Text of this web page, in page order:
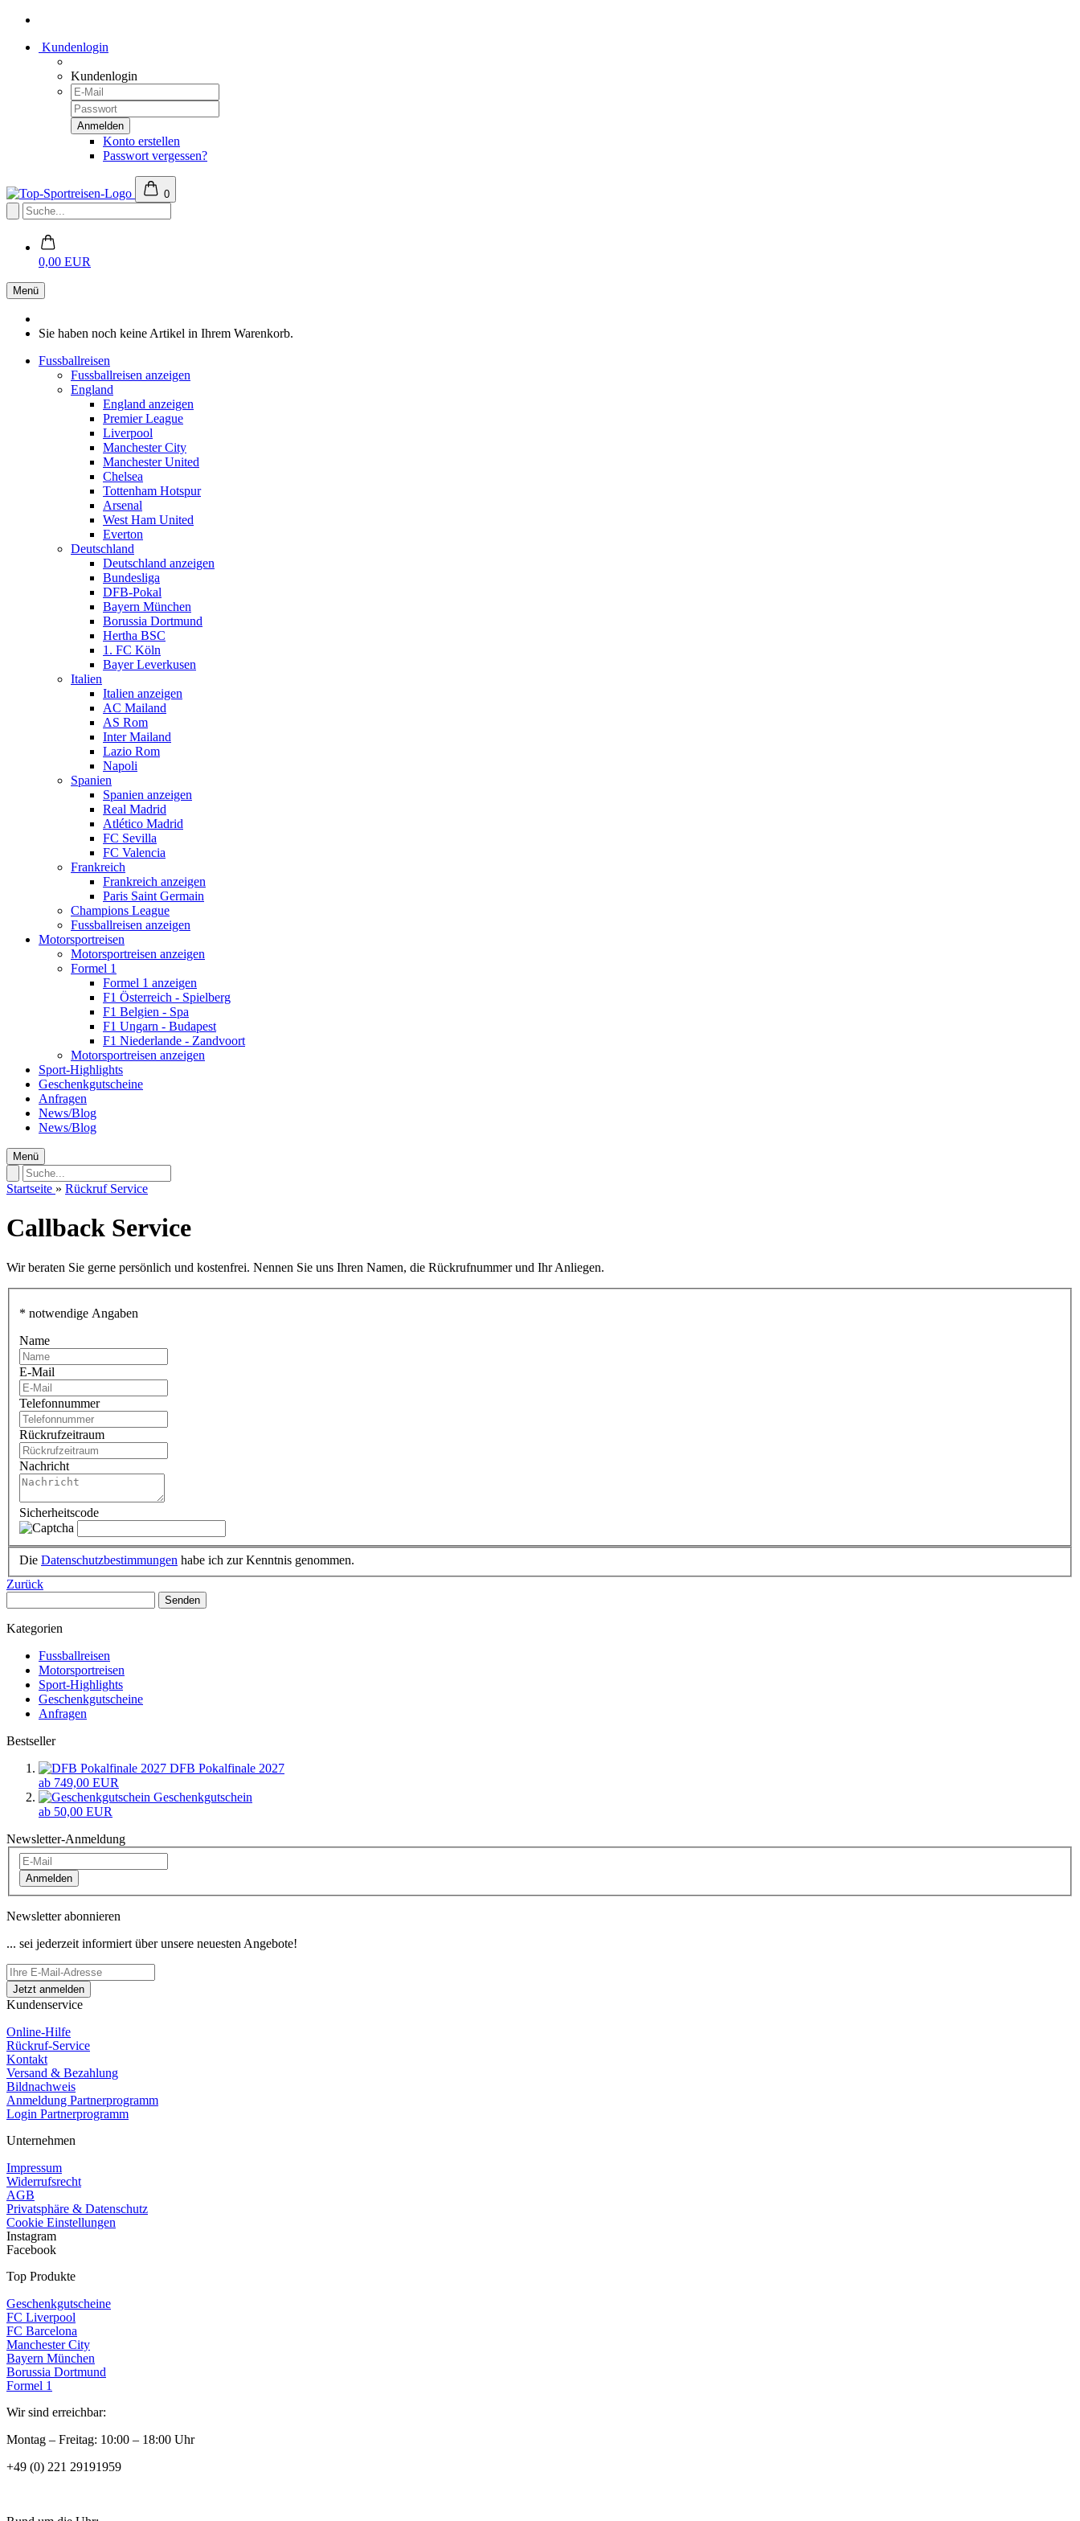
Kundenlogin
Kundenlogin
Konto erstellen
Passwort vergessen?
0
0,00 EUR
Menü
Sie haben noch keine Artikel in Ihrem Warenkorb.
Fussballreisen
Fussballreisen anzeigen
England
England anzeigen
Premier League
Liverpool
Manchester City
Manchester United
Chelsea
Tottenham Hotspur
Arsenal
West Ham United
Everton
Deutschland
Deutschland anzeigen
Bundesliga
DFB-Pokal
Bayern München
Borussia Dortmund
Hertha BSC
1. FC Köln
Bayer Leverkusen
Italien
Italien anzeigen
AC Mailand
AS Rom
Inter Mailand
Lazio Rom
Napoli
Spanien
Spanien anzeigen
Real Madrid
Atlético Madrid
FC Sevilla
FC Valencia
Frankreich
Frankreich anzeigen
Paris Saint Germain
Champions League
Fussballreisen anzeigen
Motorsportreisen
Motorsportreisen anzeigen
Formel 1
Formel 1 anzeigen
F1 Österreich - Spielberg
F1 Belgien - Spa
F1 Ungarn - Budapest
F1 Niederlande - Zandvoort
Motorsportreisen anzeigen
Sport-Highlights
Geschenkgutscheine
Anfragen
News/Blog
News/Blog
Menü
Startseite » Rückruf Service
Callback Service
Wir beraten Sie gerne persönlich und kostenfrei. Nennen Sie uns Ihren Namen, die Rückrufnummer und Ihr Anliegen.
* notwendige Angaben
Name
E-Mail
Telefonnummer
Rückrufzeitraum
Nachricht
Sicherheitscode
Die Datenschutzbestimmungen habe ich zur Kenntnis genommen.
Zurück
Senden
Kategorien
Fussballreisen
Motorsportreisen
Sport-Highlights
Geschenkgutscheine
Anfragen
Bestseller
DFB Pokalfinale 2027
ab 749,00 EUR
Geschenkgutschein
ab 50,00 EUR
Newsletter-Anmeldung
Anmelden
Newsletter abonnieren
... sei jederzeit informiert über unsere neuesten Angebote!
Kundenservice
Online-Hilfe
Rückruf-Service
Kontakt
Versand & Bezahlung
Bildnachweis
Anmeldung Partnerprogramm
Login Partnerprogramm
Unternehmen
Impressum
Widerrufsrecht
AGB
Privatsphäre & Datenschutz
Cookie Einstellungen
Instagram
Facebook
Top Produkte
Geschenkgutscheine
FC Liverpool
FC Barcelona
Manchester City
Bayern München
Borussia Dortmund
Formel 1
Wir sind erreichbar:
Montag – Freitag: 10:00 – 18:00 Uhr
+49 (0) 221 29191959